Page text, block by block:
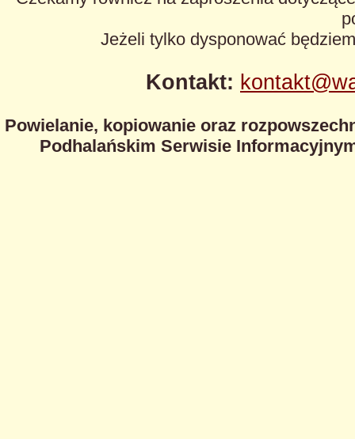
Jeżeli tylko dysponować
Kontakt:
Powielanie, kopiowanie oraz
Podhalańskim Serwisie